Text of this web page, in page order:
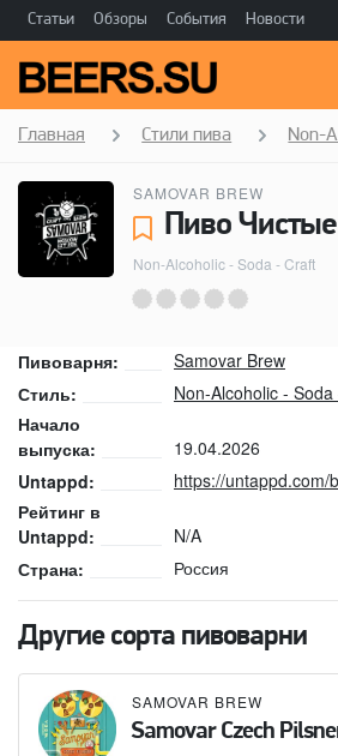
Статьи Обзоры События Новости
Главная Стили пива Non-
SAMOVAR BREW
Non-Alcoholic - Soda - Craft
Пивоварня:
Samovar Brew
Стиль:
Non-Alcoholic -
Начало
выпуска:
19.04.2026
Untappd:
https://untappd.com/
Рейтинг в
Untappd:
N/A
Страна:
Россия
Другие сорта пивоварни
SAMOVAR BREW
Samovar Czech